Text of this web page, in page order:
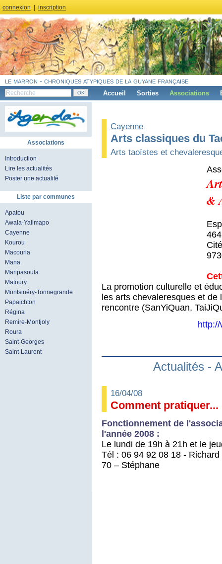
connexion inscription
le marron - chroniques atypiques de la guyane française
Accueil Sorties Associations
Associations
Introduction
Lire les actualités
Poster une actualité
Liste par communes
Apatou
Awala-Yalimapo
Cayenne
Kourou
Macouria
Mana
Maripasoula
Matoury
Montsinéry-Tonnegrande
Papaichton
Régina
Remire-Montjoly
Roura
Saint-Georges
Saint-Laurent
Cayenne
Arts classiques du
Arts taoïstes et
&
La promotion culturelle et
les arts chevaleresques et
rencontre (SanYiQuan,
Actualités -
16/04/08
Comment pratiquer...
Fonctionnement de
l'année 2008 :
Le lundi de 19h à 21h et le
Tél : 06 94 92 08 18 -
70 – Stéphane